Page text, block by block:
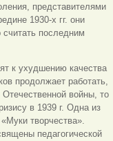
представителями
1930-х гг. они
последним
к ухудшению качества
продолжает работать,
войны, то
в 1939 г. Одна из
творчества».
педагогической